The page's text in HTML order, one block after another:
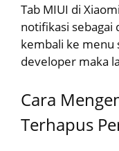
Tab MIUI di
notifikasi sebagai
kembali ke menu
developer maka
Cara
Terhapus